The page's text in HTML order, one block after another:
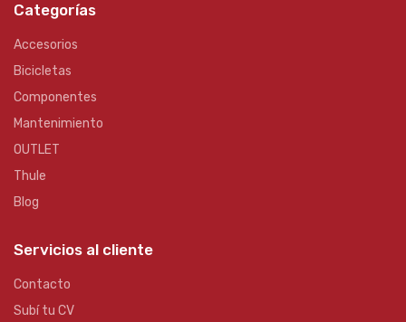
Categorías
Accesorios
Bicicletas
Componentes
Mantenimiento
OUTLET
Thule
Blog
Servicios al cliente
Contacto
Subí tu CV